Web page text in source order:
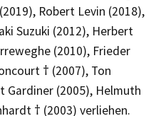
Robert Levin (2018),
Suzuki (2012), Herbert
(2010), Frieder
† (2007), Ton
Gardiner (2005), Helmuth
† (2003) verliehen.